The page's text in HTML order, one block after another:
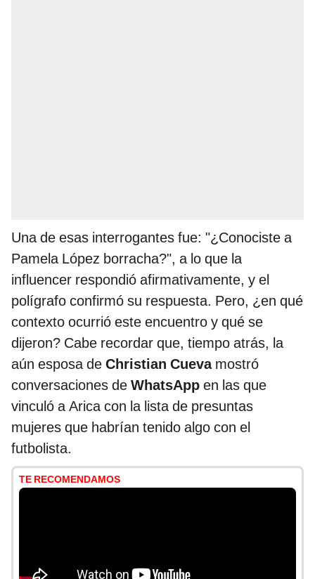
Una de esas interrogantes fue: "¿Conociste a
Pamela López borracha?", a lo que la
influencer respondió afirmativamente, y el
polígrafo confirmó su respuesta. Pero, ¿en qué
contexto ocurrió este encuentro y qué se
dijeron? Cabe recordar que, tiempo atrás, la
aún esposa de Christian Cuevamostró
conversaciones de WhatsApp en las que
vinculó a Arica con la lista de presuntas
mujeres que habrían tenido algo con el
futbolista.
TE RECOMENDAMOS